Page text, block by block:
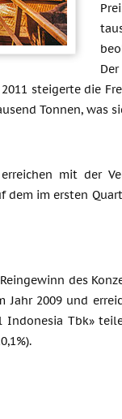
steigerte die
Tonnen, was
mit der
dem im ersten
des
2009 und
Tbk»